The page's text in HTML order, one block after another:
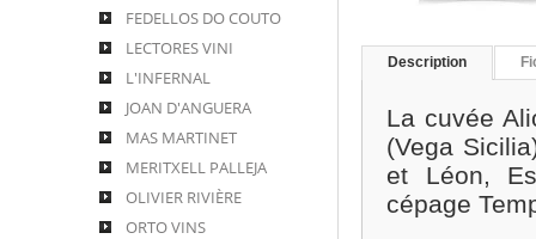
FEDELLOS DO COUTO
LECTORES VINI
L'INFERNAL
JOAN D'ANGUERA
MAS MARTINET
MERITXELL PALLEJA
OLIVIER RIVIÈRE
ORTO VINS
Description
La cuvée
(Vega
et Léon,
cépage